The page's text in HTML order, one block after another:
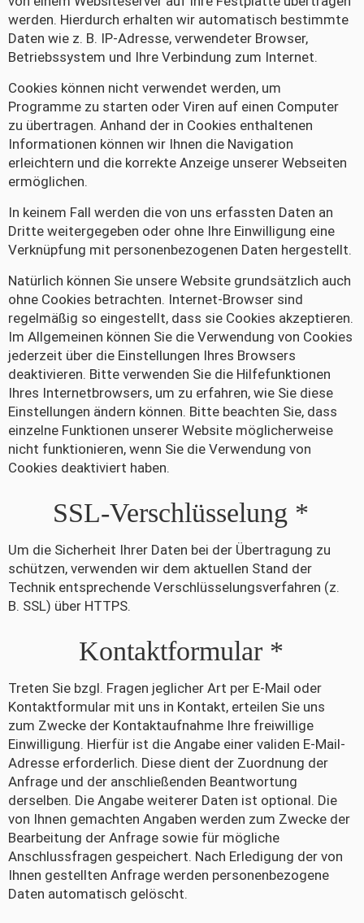
werden. Hierdurch erhalten wir automatisch bestimmte
Daten wie z. B. IP-Adresse, verwendeter Browser,
Betriebssystem und Ihre Verbindung zum Internet.
Cookies können nicht verwendet werden, um
Programme zu starten oder Viren auf einen Computer
zu übertragen. Anhand der in Cookies enthaltenen
Informationen können wir Ihnen die Navigation
erleichtern und die korrekte Anzeige unserer Webseiten
ermöglichen.
In keinem Fall werden die von uns erfassten Daten an
Dritte weitergegeben oder ohne Ihre Einwilligung eine
Verknüpfung mit personenbezogenen Daten hergestellt.
Natürlich können Sie unsere Website grundsätzlich auch
ohne Cookies betrachten. Internet-Browser sind
regelmäßig so eingestellt, dass sie Cookies akzeptieren.
Im Allgemeinen können Sie die Verwendung von Cookies
jederzeit über die Einstellungen Ihres Browsers
deaktivieren. Bitte verwenden Sie die Hilfefunktionen
Ihres Internetbrowsers, um zu erfahren, wie Sie diese
Einstellungen ändern können. Bitte beachten Sie, dass
einzelne Funktionen unserer Website möglicherweise
nicht funktionieren, wenn Sie die Verwendung von
Cookies deaktiviert haben.
SSL-Verschlüsselung *
Um die Sicherheit Ihrer Daten bei der Übertragung zu
schützen, verwenden wir dem aktuellen Stand der
Technik entsprechende Verschlüsselungsverfahren (z.
B. SSL) über HTTPS.
Kontaktformular *
Treten Sie bzgl. Fragen jeglicher Art per E-Mail oder
Kontaktformular mit uns in Kontakt, erteilen Sie uns
zum Zwecke der Kontaktaufnahme Ihre freiwillige
Einwilligung. Hierfür ist die Angabe einer validen E-Mail-
Adresse erforderlich. Diese dient der Zuordnung der
Anfrage und der anschließenden Beantwortung
derselben. Die Angabe weiterer Daten ist optional. Die
von Ihnen gemachten Angaben werden zum Zwecke der
Bearbeitung der Anfrage sowie für mögliche
Anschlussfragen gespeichert. Nach Erledigung der von
Ihnen gestellten Anfrage werden personenbezogene
Daten automatisch gelöscht.